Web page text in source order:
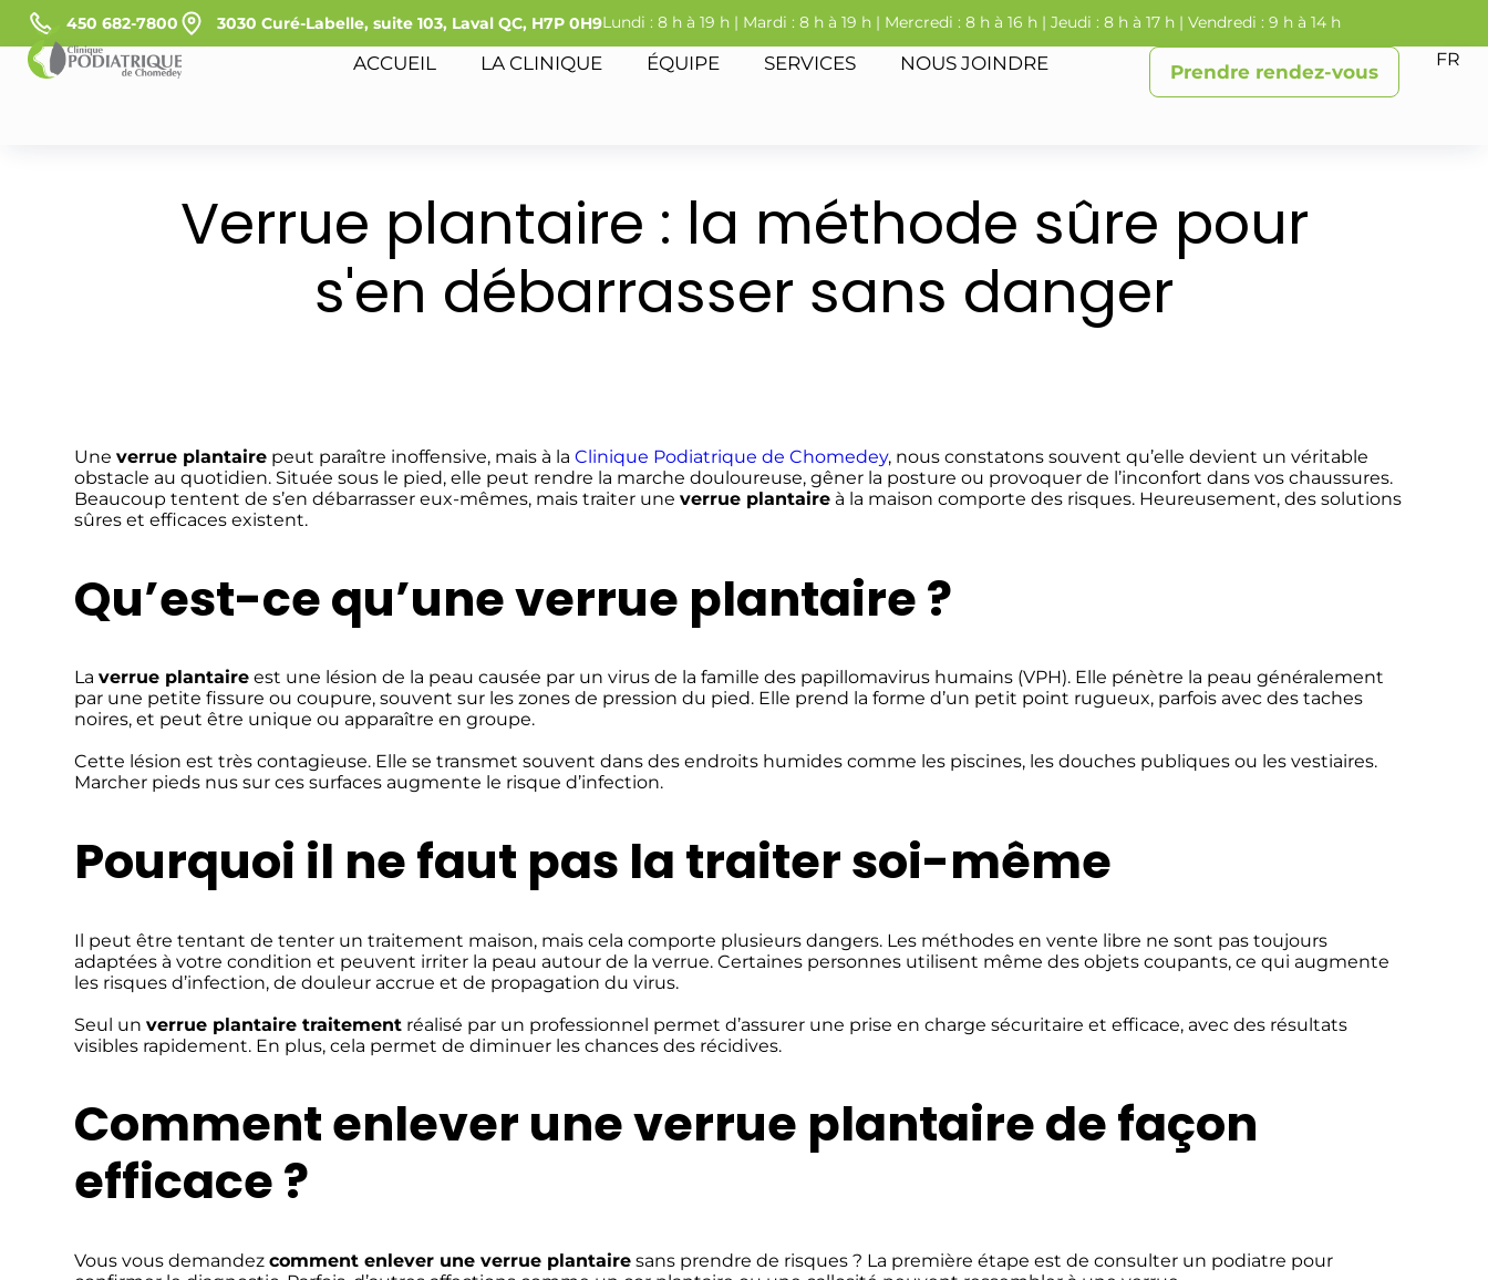
450 682-7800 3030 Curé-Labelle, suite 103, Laval QC, H7P 0H9Lundi : 8 h à 19 h | Mardi : 8 h à 19 h | Mercredi : 8 h à 16 h | Jeudi : 8 h à 17 h | Vendredi : 9 h à 14 h
ACCUEIL LA CLINIQUE ÉQUIPE SERVICES NOUS JOINDRE Prendre rendez-vous
FR
Verrue plantaire : la méthode sûre pour
s'en débarrasser sans danger
Uneverrue plantaire peut paraître inoffensive, mais à laClinique Podiatrique de Chomedey, nous constatons souvent qu’elle devient un véritable
obstacle au quotidien. Située sous le pied, elle peut rendre la marche douloureuse, gêner la posture ou provoquer de l’inconfort dans vos chaussures.
Beaucoup tentent de s’en débarrasser eux-mêmes, mais traiter uneverrue plantaire à la maison comporte des risques. Heureusement, des solutions
sûres et efficaces existent.
Qu’est-ce qu’une verrue plantaire ?
Laverrue plantaire est une lésion de la peau causée par un virus de la famille des papillomavirus humains (VPH). Elle pénètre la peau généralement
par une petite fissure ou coupure, souvent sur les zones de pression du pied. Elle prend la forme d’un petit point rugueux, parfois avec des taches
noires, et peut être unique ou apparaître en groupe.
Cette lésion est très contagieuse. Elle se transmet souvent dans des endroits humides comme les piscines, les douches publiques ou les vestiaires.
Marcher pieds nus sur ces surfaces augmente le risque d’infection.
Pourquoi il ne faut pas la traiter soi-même
Il peut être tentant de tenter un traitement maison, mais cela comporte plusieurs dangers. Les méthodes en vente libre ne sont pas toujours
adaptées à votre condition et peuvent irriter la peau autour de la verrue. Certaines personnes utilisent même des objets coupants, ce qui augmente
les risques d’infection, de douleur accrue et de propagation du virus.
Seul unverrue plantaire traitement réalisé par un professionnel permet d’assurer une prise en charge sécuritaire et efficace, avec des résultats
visibles rapidement. En plus, cela permet de diminuer les chances des récidives.
Comment enlever une verrue plantaire de façon
efficace ?
Vous vous demandezcomment enlever une verrue plantaire sans prendre de risques ? La première étape est de consulter un podiatre pour